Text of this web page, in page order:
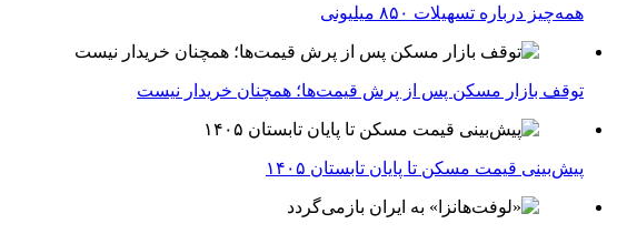
همه‌چیز درباره تسهیلات ۸۵۰ میلیونی
توقف بازار مسکن پس از پرش قیمت‌ها؛ همچنان خریدار نیست
پیش‌بینی قیمت مسکن تا پایان تابستان ۱۴۰۵